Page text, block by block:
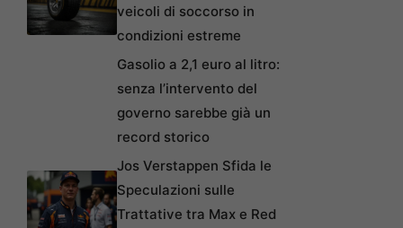
veicoli di soccorso in
condizioni estreme
Gasolio a 2,1 euro al litro:
senza l’intervento del
governo sarebbe già un
record storico
Jos Verstappen Sfida le
Speculazioni sulle
Trattative tra Max e Red